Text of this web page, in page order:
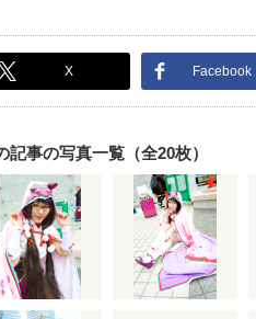
X Facebook
記事の写真一覧（全20枚）